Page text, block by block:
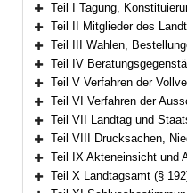
Bereich erweitern
Teil I Tagung,
Bereich erweitern
Teil II Mitglieder des
Bereich erweitern
Teil III Wahlen,
Bereich erweitern
Teil IV
Bereich erweitern
Teil V Verfahren der
Bereich erweitern
Teil VI Verfahren der
Bereich erweitern
Teil VII Landtag und
Bereich erweitern
Teil VIII Drucksachen, Niederschrift der
Bereich erweitern
Teil IX Akteneinsicht und
Bereich erweitern
Teil X Landtagsamt (§